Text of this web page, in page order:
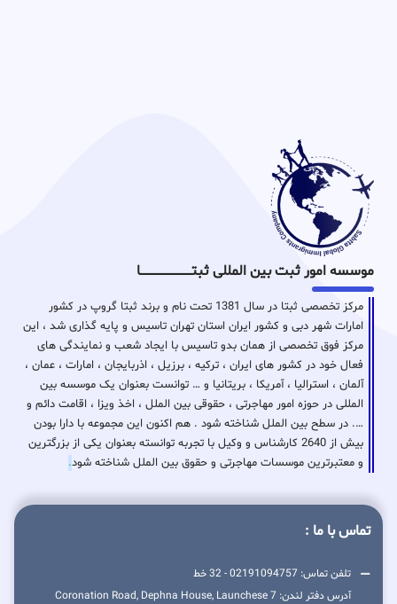
موسسه امور ثبت بین المللی ثبتـــــــــــــــــــــــــــــا
مرکز تخصصی ثبتا در سال 1381 تحت نام و برند ثبتا گروپ در کشور
امارات شهر دبی و کشور ایران استان تهران تاسیس و پایه گذاری شد ، این
مرکز فوق تخصصی از همان بدو تاسیس با ایجاد شعب و نمایندگی های
فعال خود در کشور های ایران ، ترکیه ، برزیل ، اذربایجان ، امارات ، عمان ،
آلمان ، استرالیا ، آمریکا ، بریتانیا و … توانست بعنوان یک موسسه بین
المللی در حوزه امور مهاجرتی ، حقوقی بین الملل ، اخذ ویزا ، اقامت دائم و
…. در سطح بین الملل شناخته شود . هم اکنون این مجموعه با دارا بودن
بیش از 2640 کارشناس و وکیل با تجربه توانسته بعنوان یکی از بزرگترین
و معتبرترین موسسات مهاجرتی و حقوق بین الملل شناخته شود.
تماس با ما :
تلفن تماس: 02191094757 - 32 خط
آدرس دفتر لندن: 7 Coronation Road, Dephna House, Launchese